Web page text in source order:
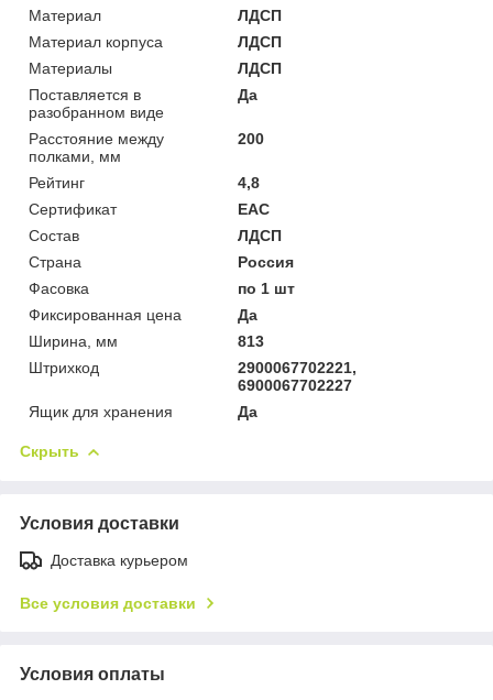
Материал
ЛДСП
Материал корпуса
ЛДСП
Материалы
ЛДСП
Поставляется в
разобранном виде
Да
Расстояние между
полками, мм
200
Рейтинг
4,8
Сертификат
ЕАС
Состав
ЛДСП
Страна
Россия
Фасовка
по 1 шт
Фиксированная цена
Да
Ширина, мм
813
Штрихкод
2900067702221,
6900067702227
Ящик для хранения
Да
Скрыть
Условия доставки
Доставка курьером
Все условия доставки
Условия оплаты